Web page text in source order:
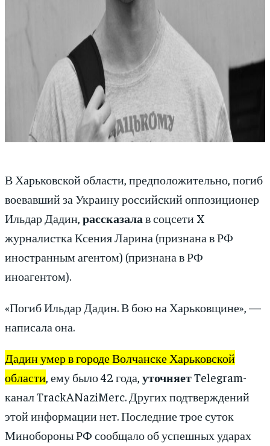
В Харьковской области, предположительно, погиб
воевавший за Украину российский оппозиционер
Ильдар Дадин, рассказала в соцсети X
журналистка Ксения Ларина (признана в РФ
иностранным агентом) (признана в РФ
иноагентом).
«Погиб Ильдар Дадин. В бою на Харьковщине», —
написала она.
Дадин умер в городе Волчанске Харьковской
области, ему было 42 года, уточняетTelegram-
канал TrackANaziMerc. Других подтверждений
этой информации нет. Последние трое суток
Минобороны РФ сообщало об успешных ударах